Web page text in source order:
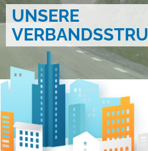
UNSERE